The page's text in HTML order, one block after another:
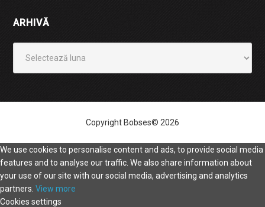
ARHIVĂ
Copyright Bobses© 2026
We use cookies to personalise content and ads, to provide social media
features and to analyse our traffic. We also share information about
your use of our site with our social media, advertising and analytics
partners. View more
Cookies settings